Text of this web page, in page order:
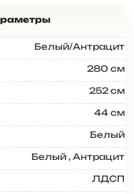
Белый/Антрацит
280 см
252 см
44 см
Белый
Белый , Антрацит
ЛДСП